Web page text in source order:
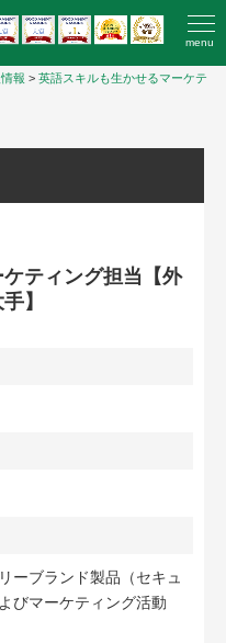
menu
報 > 英語スキルも生かせるマーケテ
ティング担当【外
】
ーブランド製品（セキュ
びマーケティング活動